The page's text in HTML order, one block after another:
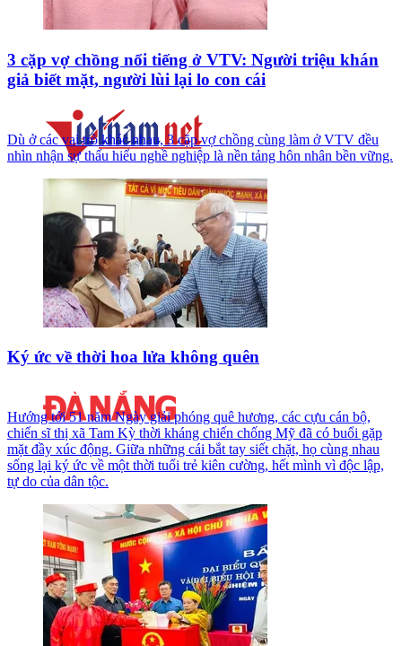
3 cặp vợ chồng nổi tiếng ở VTV: Người triệu khán
giả biết mặt, người lùi lại lo con cái
Dù ở các vai trò khác nhau, 3 cặp vợ chồng cùng làm ở VTV đều
nhìn nhận sự thấu hiểu nghề nghiệp là nền tảng hôn nhân bền vững.
Ký ức về thời hoa lửa không quên
Hướng tới 51 năm Ngày giải phóng quê hương, các cựu cán bộ,
chiến sĩ thị xã Tam Kỳ thời kháng chiến chống Mỹ đã có buổi gặp
mặt đầy xúc động. Giữa những cái bắt tay siết chặt, họ cùng nhau
sống lại ký ức về một thời tuổi trẻ kiên cường, hết mình vì độc lập,
tự do của dân tộc.